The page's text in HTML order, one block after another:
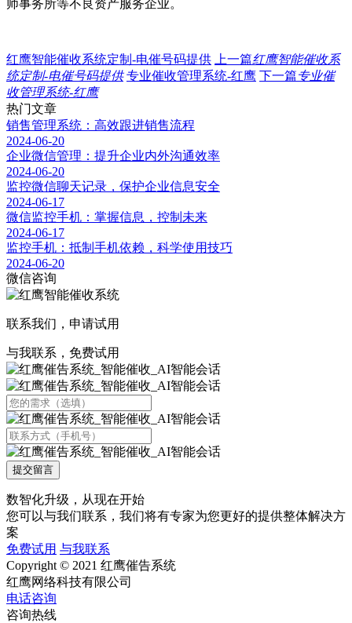
师事务所等不良资产服务企业。
红鹰智能催收系统定制-电催号码提供 上一篇红鹰智能催收系
统定制-电催号码提供 专业催收管理系统-红鹰 下一篇专业催
收管理系统-红鹰
热门文章
销售管理系统：高效跟进销售流程
2024-06-20
企业微信管理：提升企业内外沟通效率
2024-06-20
监控微信聊天记录，保护企业信息安全
2024-06-17
微信监控手机：掌握信息，控制未来
2024-06-17
监控手机：抵制手机依赖，科学使用技巧
2024-06-20
微信咨询
联系我们，申请试用
与我联系，免费试用
提交留言
数智化升级，从现在开始
您可以与我们联系，我们将有专家为您更好的提供整体解决方
案
免费试用 与我联系
Copyright © 2021 红鹰催告系统
红鹰网络科技有限公司
电话咨询
咨询热线